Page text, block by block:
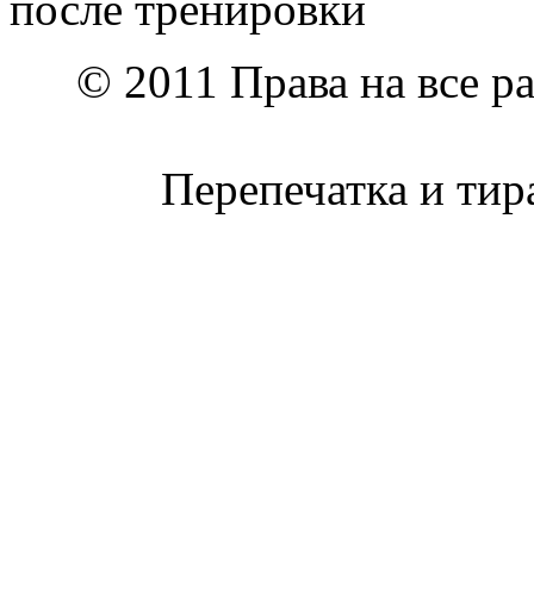
© 2011 Права на все
Перепечатка и